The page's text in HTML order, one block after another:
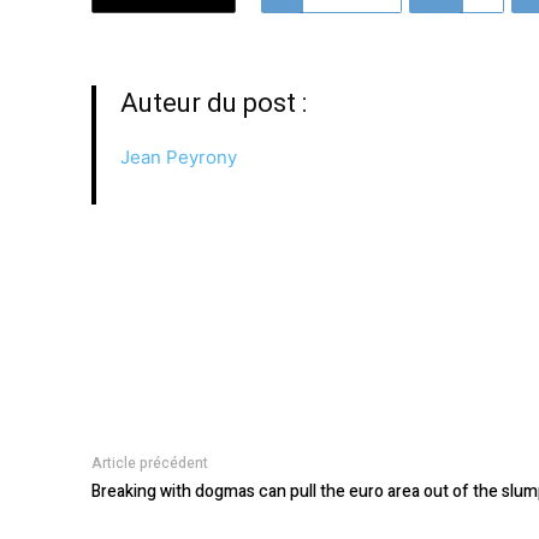
Auteur du post :
Jean Peyrony
Article précédent
Breaking with dogmas can pull the euro area out of the